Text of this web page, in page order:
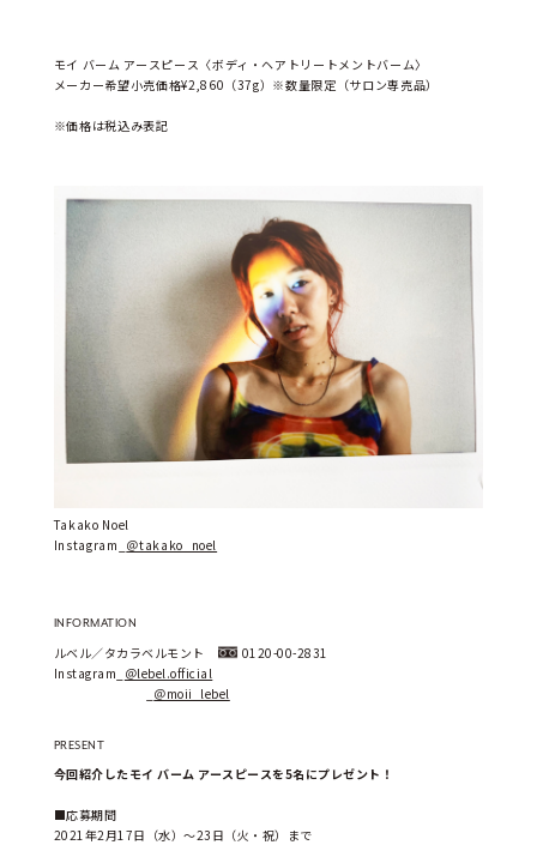
モイ バーム アースピース〈ボディ・ヘアトリートメントバーム〉
メーカー希望小売価格¥2,860（37g）※数量限定（サロン専売品）
※価格は税込み表記
Takako Noel
Instagram_ ＠takako_noel
INFORMATION
ルベル／タカラベルモント
0120-00-2831
Instagram_ ＠lebel.official
＠moii_lebel
PRESENT
今回紹介したモイ バーム アースピースを5名にプレゼント！
■応募期間
2021年2月17日（水）～23日（火・祝）まで